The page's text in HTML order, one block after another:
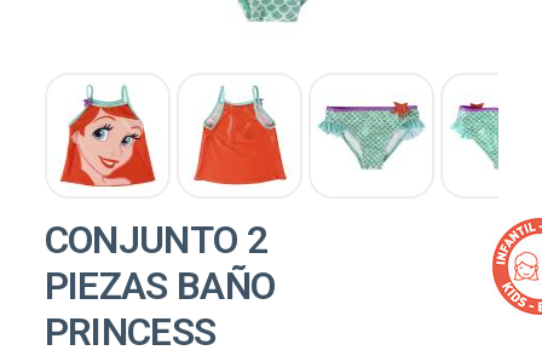
CONJUNTO 2
PIEZAS BAÑO
PRINCESS